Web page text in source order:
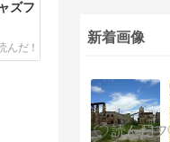
ズフ
新着画像